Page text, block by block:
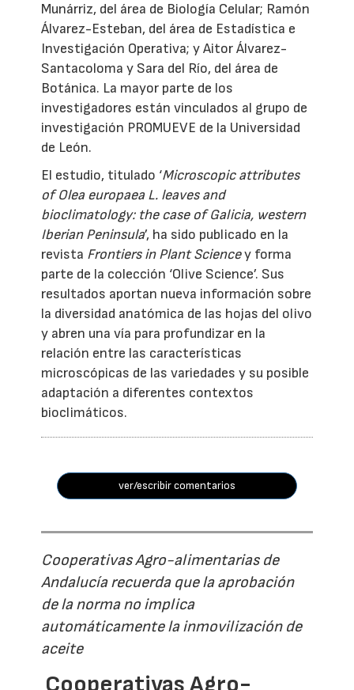
Munárriz, del área de Biología Celular; Ramón
Álvarez-Esteban, del área de Estadística e
Investigación Operativa; y Aitor Álvarez-
Santacoloma y Sara del Río, del área de
Botánica. La mayor parte de los
investigadores están vinculados al grupo de
investigación PROMUEVE de la Universidad
de León.
El estudio, titulado ‘Microscopic attributes
of Olea europaea L. leaves and
bioclimatology: the case of Galicia, western
Iberian Peninsula’, ha sido publicado en la
revista Frontiers in Plant Sciencey forma
parte de la colección ‘Olive Science’. Sus
resultados aportan nueva información sobre
la diversidad anatómica de las hojas del olivo
y abren una vía para profundizar en la
relación entre las características
microscópicas de las variedades y su posible
adaptación a diferentes contextos
bioclimáticos.
ver/escribir comentarios
Cooperativas Agro-alimentarias de
Andalucía recuerda que la aprobación
de la norma no implica
automáticamente la inmovilización de
aceite
Cooperativas Agro-